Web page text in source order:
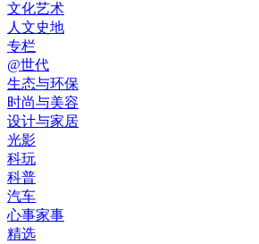
文化艺术
人文史地
专栏
@世代
生态与环保
时尚与美容
设计与家居
光影
科玩
科普
汽车
心事家事
精选